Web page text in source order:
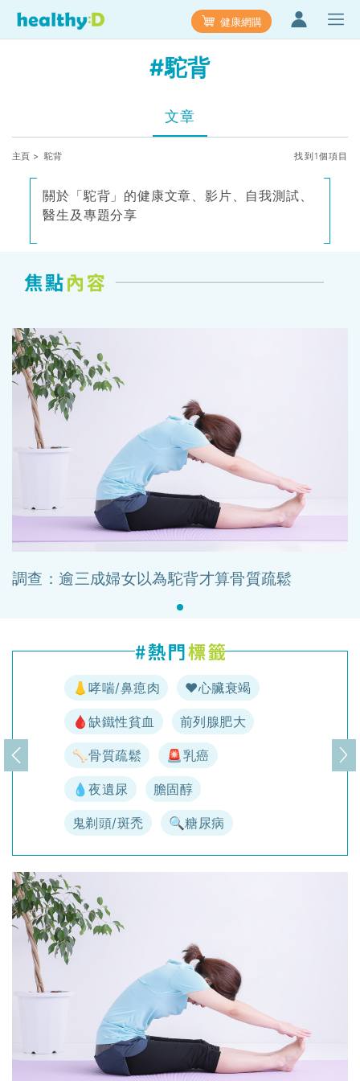
健康網購
#駝背
文章
主頁 > 駝背 找到1個項目
關於「駝背」的健康文章、影片、自我測試、
醫生及專題分享
調查：逾三成婦女以為駝背才算骨質疏鬆
👃哮喘/鼻瘜肉 ♥️心臟衰竭
🩸缺鐵性貧血 前列腺肥大
🦴骨質疏鬆 🚨乳癌
💧夜遺尿 膽固醇
鬼剃頭/斑禿 🔍糖尿病
上一頁 下